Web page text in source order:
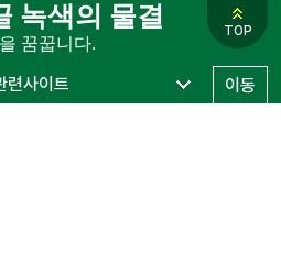
녹색의 물결
꿈꿉니다.
이동
TOP